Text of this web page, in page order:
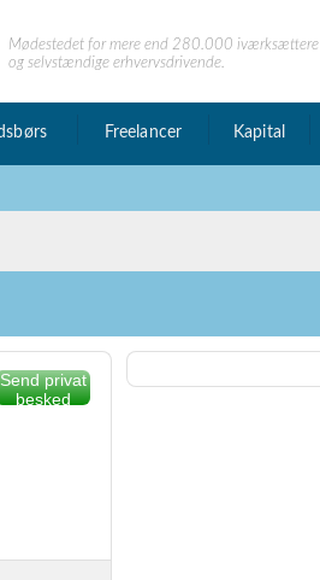
Mødestedet for mere end 280.000 iværksættere
og selvstændige erhvervsdrivende.
Freelancer Kapital
Send privat
besked